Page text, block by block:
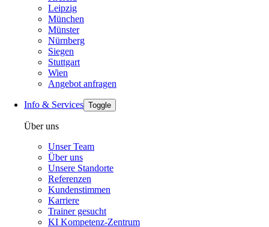
Leipzig
München
Münster
Nürnberg
Siegen
Stuttgart
Wien
Angebot anfragen
Info & Services Toggle
Über uns
Unser Team
Über uns
Unsere Standorte
Referenzen
Kundenstimmen
Karriere
Trainer gesucht
KI Kompetenz-Zentrum